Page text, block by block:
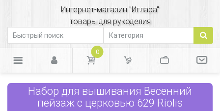
Интернет-магазин "Иглара"
товары для рукоделия
0
Набор для вышивания Весенний
пейзаж с церковью 629 Riolis